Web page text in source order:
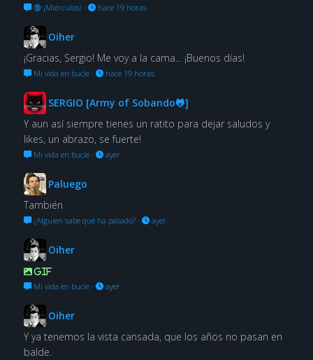
🔞 ¡Miérculos! · hace 19 horas
Oiher
¡Gracias, Sergio! Me voy a la cama... ¡Buenos días!
Mi vida en bucle· hace 19 horas
SERGIO [Army of Sobando🐸]
Y aun así siempre tienes un ratito para dejar saludos y
likes, un abrazo, se fuerte!
Mi vida en bucle· ayer
Paluego
También
¿Alguien sabe qué ha pasado?· ayer
Oiher
GIF
Mi vida en bucle· ayer
Oiher
Y ya tenemos la vista cansada, que los años no pasan en
balde.